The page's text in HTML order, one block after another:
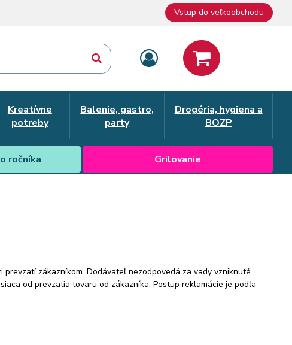
Vstup do veľkoobchodu
Kreatívne
potreby
Balenie, gastro,
party
Drogéria, hygiena a
BOZP
ročníka Grilovanie
zákazníkom. Dodávateľ nezodpovedá za vady vzniknuté
od prevzatia tovaru od zákazníka. Postup reklamácie je podľa